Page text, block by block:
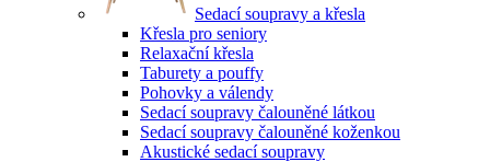
Sedací soupravy a křesla
Křesla pro seniory
Relaxační křesla
Taburety a pouffy
Pohovky a válendy
Sedací soupravy čalouněné látkou
Sedací soupravy čalouněné koženkou
Akustické sedací soupravy